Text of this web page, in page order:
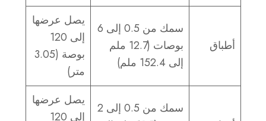
أطباق
سمك من 0.5 إلى 6
بوصات (12.7 ملم
إلى 152.4 ملم)
يصل عرضها
إلى 120
بوصة (3.05
متر)
سمك من 0.5 إلى 2
يصل عرضها
إلى 120